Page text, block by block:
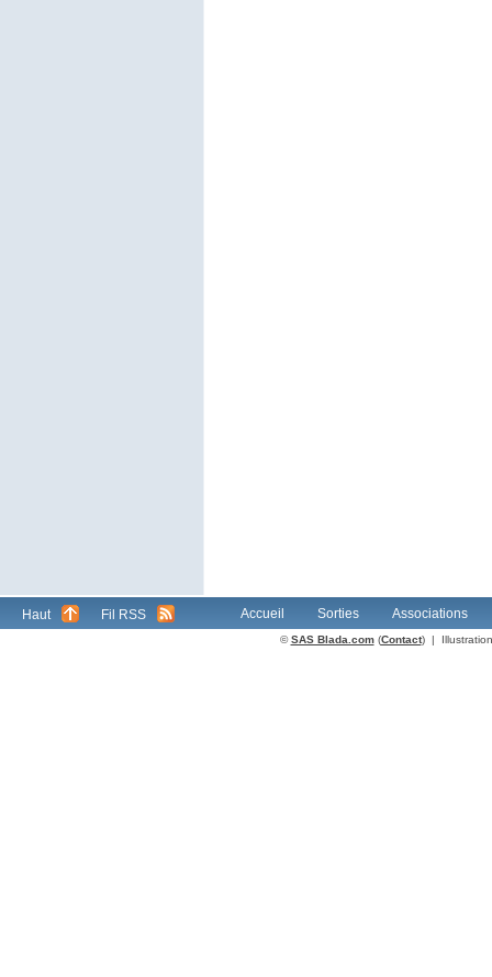
Haut Fil RSS Accueil Sorties Associations
©SAS Blada.com(Contact) |